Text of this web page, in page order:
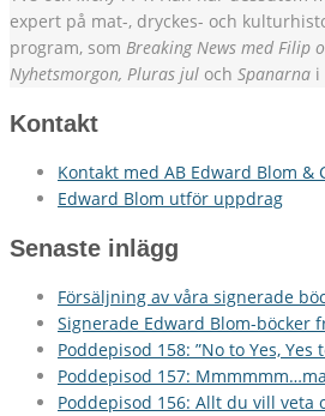
expert på mat-, dryckes- och
program, som Breaking News med Filip
Nyhetsmorgon, Pluras jul och Spanarna i
Kontakt
Kontakt med AB Edward Blom &
Edward Blom utför uppdrag
Senaste inlägg
Försäljning av våra signerade
Signerade Edward Blom-böcker
Poddepisod 158: ”No to Yes, Yes
Poddepisod 157:
Poddepisod 156: Allt du vill veta